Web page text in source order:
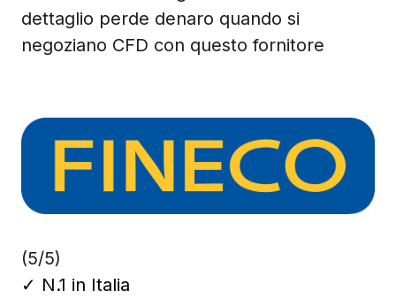
dettaglio perde denaro quando si
negoziano CFD con questo fornitore
(5/5)
✓ N.1 in Italia